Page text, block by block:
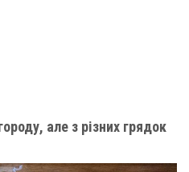
але з різних грядок